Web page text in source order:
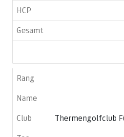
Thermengolfclub